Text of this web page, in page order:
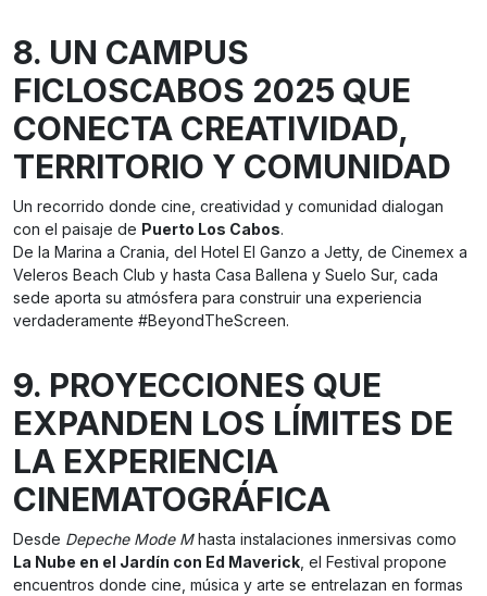
8. UN CAMPUS
FICLOSCABOS 2025 QUE
CONECTA CREATIVIDAD,
TERRITORIO Y COMUNIDAD
Un recorrido donde cine, creatividad y comunidad dialogan
con el paisaje de Puerto Los Cabos.
De la Marina a Crania, del Hotel El Ganzo a Jetty, de Cinemex a
Veleros Beach Club y hasta Casa Ballena y Suelo Sur, cada
sede aporta su atmósfera para construir una experiencia
verdaderamente #BeyondTheScreen.
9. PROYECCIONES QUE
EXPANDEN LOS LÍMITES DE
LA EXPERIENCIA
CINEMATOGRÁFICA
Desde Depeche Mode Mhasta instalaciones inmersivas como
La Nube en el Jardín con Ed Maverick, el Festival propone
encuentros donde cine, música y arte se entrelazan en formas